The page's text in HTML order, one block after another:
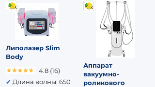
Липолазер Slim
Body
4.8 (16)
✔ Длина волны: 650
Аппарат
вакуумно-
роликового